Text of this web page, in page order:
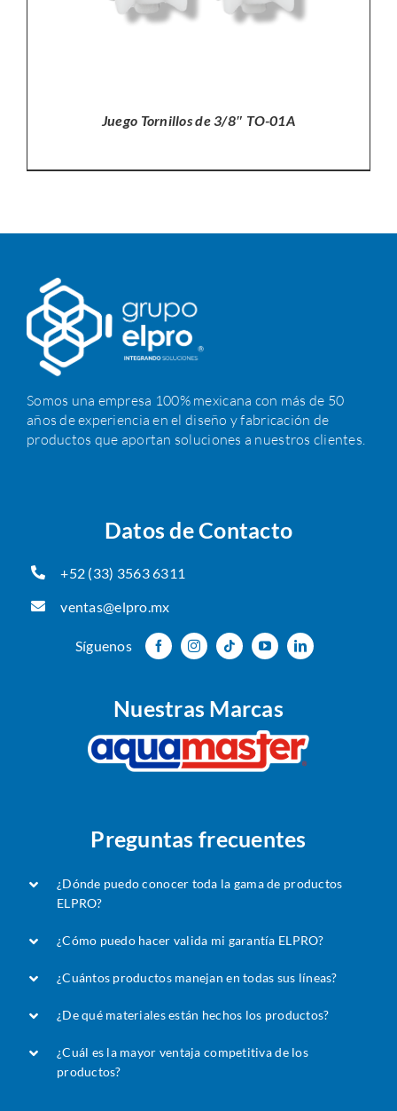
Juego Tornillos de 3/8″ TO-01A
Somos una empresa 100% mexicana con más de 50
años de experiencia en el diseño y fabricación de
productos que aportan soluciones a nuestros clientes.
Datos de Contacto
+52 (33) 3563 6311
ventas@elpro.mx
Síguenos
Nuestras Marcas
Preguntas frecuentes
¿Dónde puedo conocer toda la gama de productos
ELPRO?
¿Cómo puedo hacer valida mi garantía ELPRO?
¿Cuántos productos manejan en todas sus líneas?
¿De qué materiales están hechos los productos?
¿Cuál es la mayor ventaja competitiva de los
productos?